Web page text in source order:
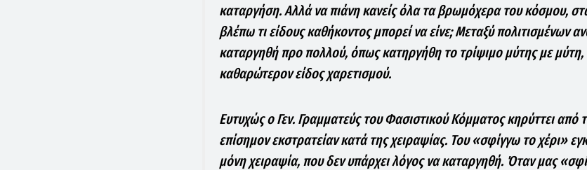
καταργήση. Αλλά να πιάνη κανείς όλα τα βρωμόχερα του κόσμου,
βλέπω τι είδους καθήκοντος μπορεί να είνε; Μεταξύ πολιτισμένων
καταργηθή προ πολλού, όπως κατηργήθη το τρίψιμο μύτης με
καθαρώτερον είδος χαρετισμού.
Ευτυχώς ο Γεν. Γραμματεύς του Φασιστικού Κόμματος κηρύττει
επίσημον εκστρατείαν κατά της χειραψίας. Του «σφίγγω το χέρι»
μόνη χειραψία, που δεν υπάρχει λόγος να καταργηθή. Όταν μας